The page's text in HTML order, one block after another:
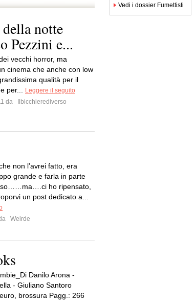
notte
Pezzini e...
vecchi horror, ma
cinema che anche con low
qualità per il
per...
Leggere il seguito
da
Ilbicchierediverso
non l’avrei fatto, era
grande e farla in parte
ho ripensato,
un post dedicato a...
Weirde
Danilo Arona -
- Giuliano Santoro
brossura Pagg.: 266
Vedi i dossier Fumettisti